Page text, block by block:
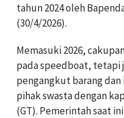
tahun 2024 oleh
(30/4/2026).
‎Memasuki 2026,
pada speedboat, tetapi
pengangkut barang
pihak swasta dengan
(GT). Pemerintah saat